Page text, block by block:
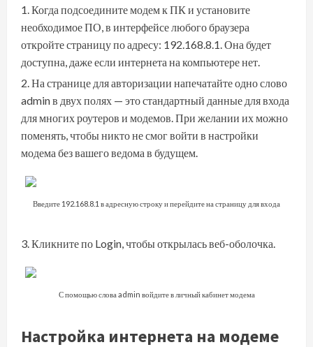
Когда подсоедините модем к ПК и установите
необходимое ПО, в интерфейсе любого браузера
откройте страницу по адресу: 192.168.8.1. Она будет
доступна, даже если интернета на компьютере нет.
На странице для авторизации напечатайте одно слово
admin в двух полях — это стандартный данные для входа
для многих роутеров и модемов. При желании их можно
поменять, чтобы никто не смог войти в настройки
модема без вашего ведома в будущем.
Введите 192.168.8.1 в адресную строку и перейдите на страницу для входа
Кликните по Login, чтобы открылась веб-оболочка.
С помощью слова admin войдите в личный кабинет модема
Настройка интернета на модеме